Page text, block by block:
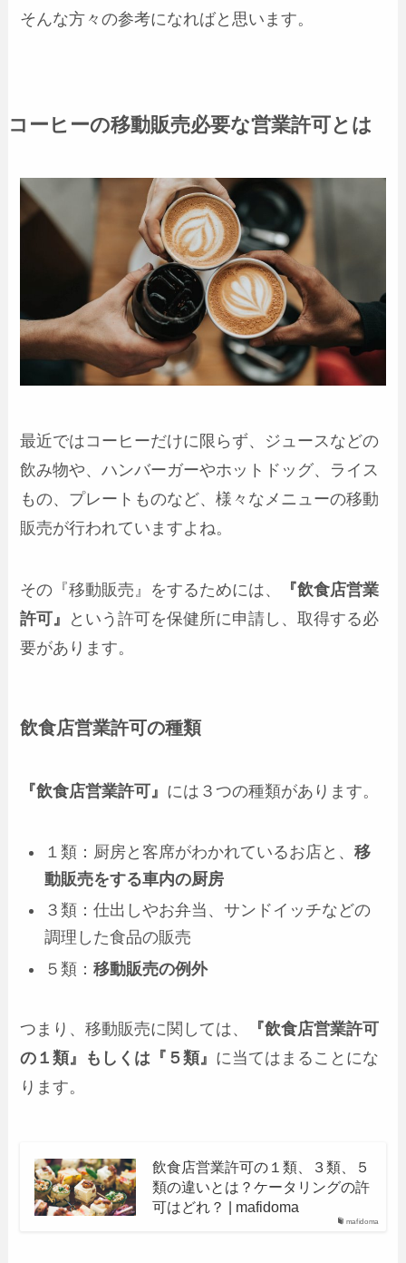
そんな方々の参考になればと思います。
コーヒーの移動販売必要な営業許可とは
最近ではコーヒーだけに限らず、ジュースなどの
飲み物や、ハンバーガーやホットドッグ、ライス
もの、プレートものなど、様々なメニューの移動
販売が行われていますよね。
その『移動販売』をするためには、
『飲食店営業
許可』
という許可を保健所に申請し、取得する必
要があります。
飲食店営業許可の種類
『飲食店営業許可』 には３つの種類があります。
１類：厨房と客席がわかれているお店と、移
動販売をする車内の厨房
３類：仕出しやお弁当、サンドイッチなどの
調理した食品の販売
５類：移動販売の例外
つまり、移動販売に関しては、
『飲食店営業許可
の１類』もしくは『５類』 に当てはまることにな
ります。
mafidoma
飲食店営業許可の１類、３類、５
類の違いとは？ケータリングの許
可はどれ？ | mafidoma